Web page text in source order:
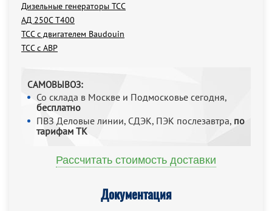
Дизельные генераторы ТСС
АД 250С Т400
ТСС с двигателем Baudouin
ТСС с АВР
САМОВЫВОЗ:
Со склада в Москве и Подмосковье сегодня,
бесплатно
ПВЗ Деловые линии, СДЭК, ПЭК послезавтра, по
тарифам ТК
Рассчитать стоимость доставки
Документация